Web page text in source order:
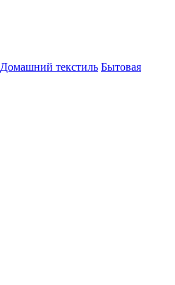
Домашний текстиль Бытовая